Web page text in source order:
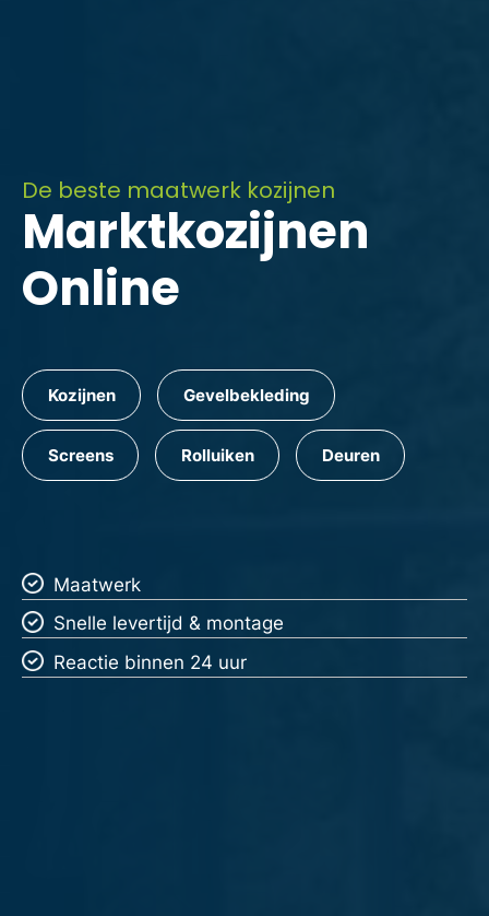
De beste maatwerk kozijnen
Marktkozijnen
Online
Kozijnen Gevelbekleding
Screens Rolluiken Deuren
Maatwerk
Snelle levertijd & montage
Reactie binnen 24 uur